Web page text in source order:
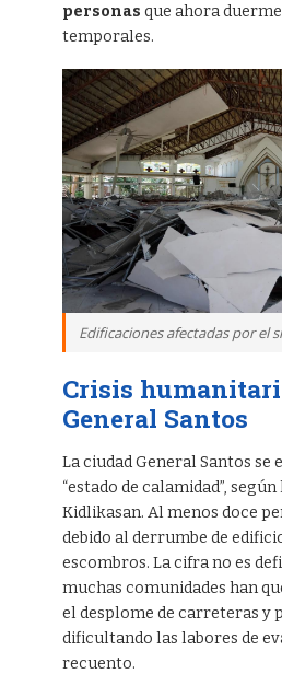
personas que ahora
temporales.
Edificaciones afectadas por el
Crisis
General Santos
La ciudad General Santos se
“estado de calamidad”,
Kidlikasan. Al menos doce
debido al derrumbe de
escombros. La cifra no es
muchas comunidades han
el desplome de carreteras y
dificultando las labores de
recuento.